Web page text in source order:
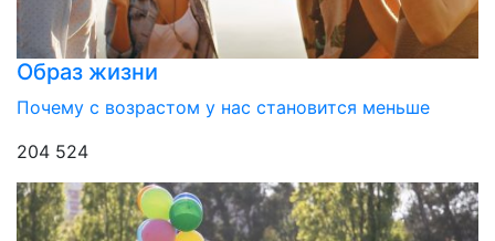
Образ жизни
Почему с возрастом у нас становится меньше
204 524